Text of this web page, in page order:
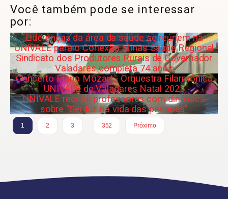
Você também pode se interessar
por:
Lideranças da área da saúde se reúnem na
UNIVALE para o Conexão Minas Saúde Regional
Sindicato dos Produtores Rurais de Governador
Valadares completa 74 anos
Concerto Piano Mozart - Orquestra Filarmônica
UNIVALE de Valadares Natal 2025
UNIVALE recebe professores com dinâmica
sobre "Ser luz na vida das pessoas"
1 2 3
352
Próximo